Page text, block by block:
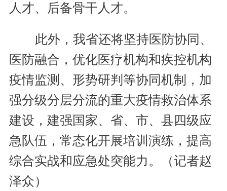
人才、后备骨干人才。
此外，我省还将坚持医防协同、
医防融合，优化医疗机构和疾控机构
疫情监测、形势研判等协同机制，加
强分级分层分流的重大疫情救治体系
建设，建强国家、省、市、县四级应
急队伍，常态化开展培训演练，提高
综合实战和应急处突能力。（记者赵
泽众）